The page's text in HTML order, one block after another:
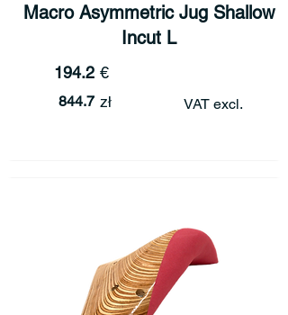
Macro Asymmetric Jug Shallow
Incut L
194.2 €
844.7 zł VAT excl.